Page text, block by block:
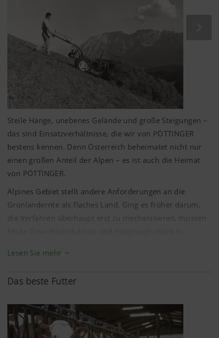
Steile Hänge, unebenes Gelände und große Steigungen –
das sind Einsatzverhältnisse, die wir von PÖTTINGER
bestens kennen. Denn Österreich beheimatet nicht nur
einen großen Anteil der Alpen – es ist auch die Heimat
von PÖTTINGER.
Alpines Gebiet stellt andere Anforderungen an die
Grünlandernte als flaches Land. Ging es früher darum,
die Verfahren überhaupt erst zu mechanisieren, müssen
Bedienkomfort gebracht werden. Ein steiler Weg an
gemeinsam mit den Landwirt:innen im Alpenraum geht.
Lesen Sie mehr
Das beste Futter